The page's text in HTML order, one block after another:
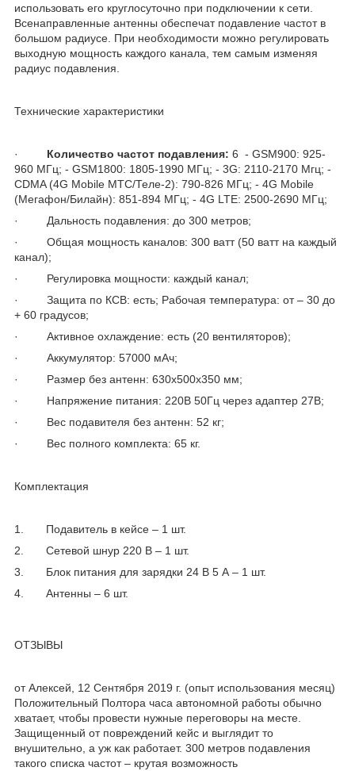
использовать его круглосуточно при подключении к сети.
Всенаправленные антенны обеспечат подавление частот в
большом радиусе. При необходимости можно регулировать
выходную мощность каждого канала, тем самым изменяя
радиус подавления.
Технические характеристики
· Количество частот подавления: 6 - GSM900: 925-
960 МГц; - GSM1800: 1805-1990 МГц; - 3G: 2110-2170 Мгц; -
CDMA (4G Mobile МТС/Теле-2): 790-826 МГц; - 4G Mobile
(Мегафон/Билайн): 851-894 МГц; - 4G LTE: 2500-2690 МГц;
· Дальность подавления: до 300 метров;
· Общая мощность каналов: 300 ватт (50 ватт на каждый
канал);
· Регулировка мощности: каждый канал;
· Защита по КСВ: есть; Рабочая температура: от – 30 до
+ 60 градусов;
· Активное охлаждение: есть (20 вентиляторов);
· Аккумулятор: 57000 мАч;
· Размер без антенн: 630х500х350 мм;
· Напряжение питания: 220В 50Гц через адаптер 27В;
· Вес подавителя без антенн: 52 кг;
· Вес полного комплекта: 65 кг.
Комплектация
1. Подавитель в кейсе – 1 шт.
2. Сетевой шнур 220 В – 1 шт.
3. Блок питания для зарядки 24 В 5 А – 1 шт.
4. Антенны – 6 шт.
ОТЗЫВЫ
от Алексей, 12 Сентября 2019 г. (опыт использования месяц)
Положительный Полтора часа автономной работы обычно
хватает, чтобы провести нужные переговоры на месте.
Защищенный от повреждений кейс и выглядит то
внушительно, а уж как работает. 300 метров подавления
такого списка частот – крутая возможность